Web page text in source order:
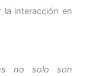
la interacción en
no solo son